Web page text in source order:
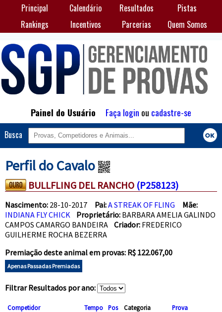
Principal Calendário Resultados
Pistas
Rankings
Incentivos Parcerias Quem Somos
Painel do Usuário Faça login ou cadastre-se
Busca
Perfil do Cavalo
BULLFLING DEL RANCHO (P258123)
Nascimento: 28-10-2017 Pai:A STREAK OF FLING
Mãe:
INDIANA FLY CHICK
Proprietário: BARBARA AMELIA GALINDO
CAMPOS CAMARGO BANDEIRA Criador: FREDERICO
GUILHERME ROCHA BEZERRA
Premiação deste animal em provas: R$ 122.067,00
Apenas Passadas Premiadas
Filtrar Resultados por ano:
Competidor Tempo Pos Categoria
Prova